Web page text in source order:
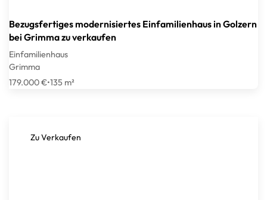
Bezugsfertiges modernisiertes Einfamilienhaus in Golzern
bei Grimma zu verkaufen
Einfamilienhaus
Grimma
179.000 €•135 m²
Zu Verkaufen